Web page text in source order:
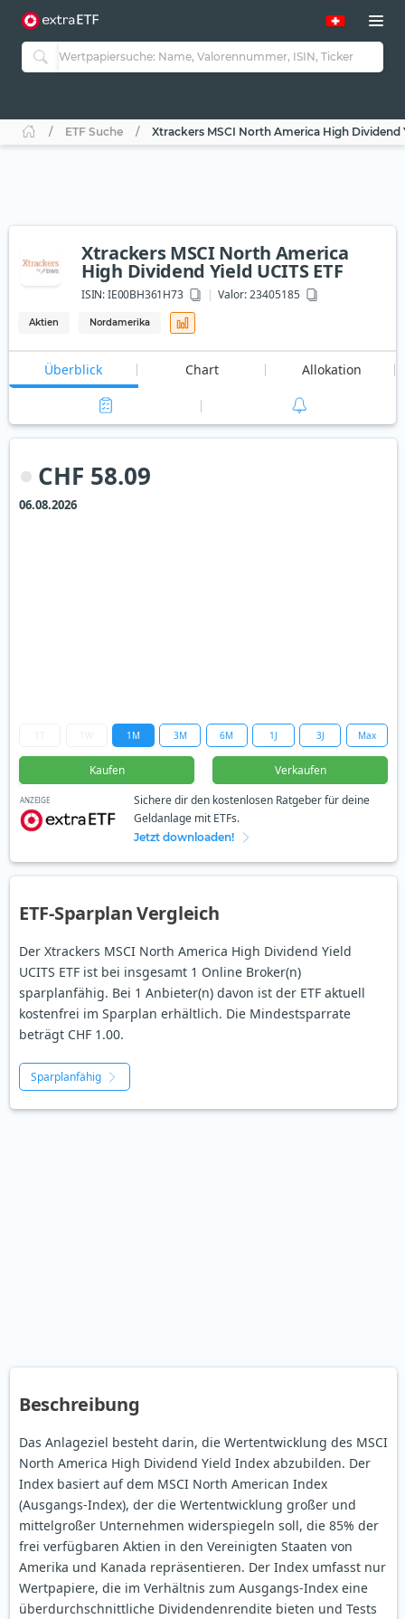
ETF Suche Xtrackers MSCI North America High Dividend
Xtrackers MSCI North America
High Dividend Yield UCITS ETF
ISIN:IE00BH361H73 Valor: 23405185
Aktien Nordamerika
Überblick Chart Allokation
CHF 58.09
06.08.2026
1M 3M 6M 1J 3J Max
Kaufen Verkaufen
ANZEIGE
Sichere dir den kostenlosen Ratgeber für deine
Geldanlage mit ETFs.
Jetzt downloaden!
ETF-Sparplan Vergleich
Der Xtrackers MSCI North America High Dividend Yield
UCITS ETF ist bei insgesamt 1 Online Broker(n)
sparplanfähig. Bei 1 Anbieter(n) davon ist der ETF aktuell
kostenfrei im Sparplan erhältlich. Die Mindestsparrate
beträgt CHF 1.00.
Sparplanfähig
Beschreibung
Das Anlageziel besteht darin, die Wertentwicklung des MSCI
North America High Dividend Yield Index abzubilden. Der
Index basiert auf dem MSCI North American Index
(Ausgangs-Index), der die Wertentwicklung großer und
mittelgroßer Unternehmen widerspiegeln soll, die 85% der
frei verfügbaren Aktien in den Vereinigten Staaten von
Amerika und Kanada repräsentieren. Der Index umfasst nur
Wertpapiere, die im Verhältnis zum Ausgangs-Index eine
überdurchschnittliche Dividendenrendite bieten und Tests